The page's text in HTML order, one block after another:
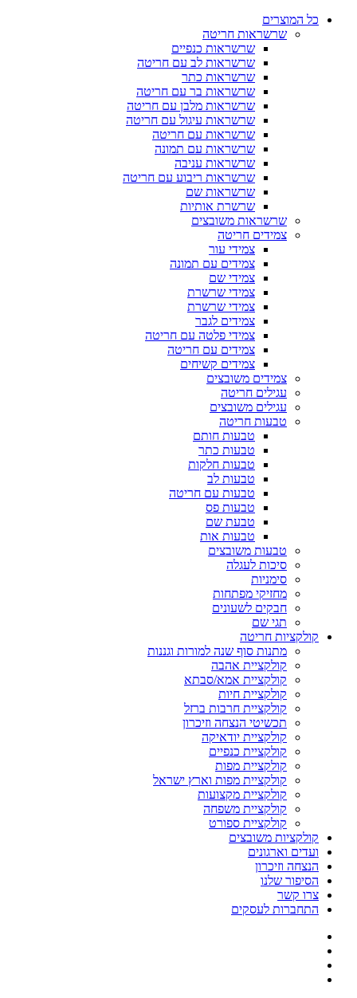
כל המוצרים
שרשראות חריטה
שרשראות כנפיים
שרשראות לב עם חריטה
שרשראות כתר
שרשראות בר עם חריטה
שרשראות מלבן עם חריטה
שרשראות עיגול עם חריטה
שרשראות עם חריטה
שרשראות עם תמונה
שרשראות עניבה
שרשראות ריבוע עם חריטה
שרשראות שם
שרשרת אותיות
שרשראות משובצים
צמידים חריטה
צמידי עור
צמידים עם תמונה
צמידי שם
צמידי שרשרת
צמידי שרשרת
צמידים לגבר
צמידי פלטה עם חריטה
צמידים עם חריטה
צמידים קשיחים
צמידים משובצים
עגילים חריטה
עגילים משובצים
טבעות חריטה
טבעות חותם
טבעות כתר
טבעות חלקות
טבעות לב
טבעות עם חריטה
טבעות פס
טבעת שם
טבעות אות
טבעות משובצים
סיכות לעגלה
סימניות
מחזיקי מפתחות
חבקים לשעונים
תגי שם
קולקציות חריטה
מתנות סוף שנה למורות וגננות
קולקציית אהבה
קולקציית אמא/סבתא
קולקציית חיות
קולקציית חרבות ברזל
תכשיטי הנצחה וזיכרון
קולקציית יודאיקה
קולקציית כנפיים
קולקציית מפות
קולקציית מפות וארץ ישראל
קולקציית מקצועות
קולקציית משפחה
קולקציית ספורט
קולקציות משובצים
ועדים וארגונים
הנצחה וזיכרון
הסיפור שלנו
צרו קשר
התחברות לעסקים